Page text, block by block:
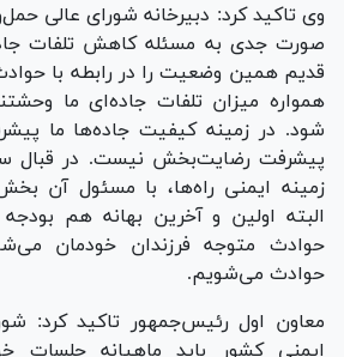
وی تاکید کرد: دبیرخانه شورای عالی
صورت جدی به مسئله کاهش تلفات
قدیم همین وضعیت را در رابطه با
همواره میزان تلفات جاده‌ای ما
شود. در زمینه کیفیت جاده‌ها ما
پیشرفت رضایت‌بخش نیست. در قبال
زمینه ایمنی راه‌ها، با مسئول آن
البته اولین و آخرین بهانه هم
حوادث متوجه فرزندان خودمان
حوادث می‌شویم.
معاون اول رئیس‌جمهور تاکید کرد:
ایمنی کشور باید ماهیانه جلسات